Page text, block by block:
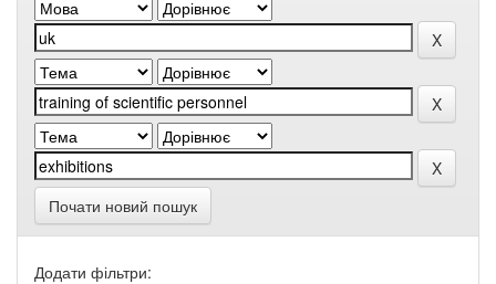
Почати новий пошук
Додати фільтри: